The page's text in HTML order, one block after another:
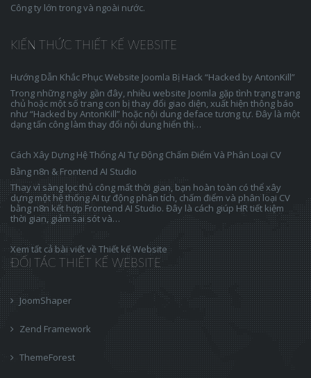
Công ty lớn trong và ngoài nước.
KIẾN THỨC THIẾT KẾ WEBSITE
Hướng Dẫn Khắc Phục Website Joomla Bị Hack “Hacked by AntonKill”
Trong những ngày gần đây, nhiều website Joomla gặp tình trạng trang
chủ hoặc một số trang con bị thay đổi giao diện, xuất hiện thông báo
như “Hacked by AntonKill” hoặc nội dung deface tương tự. Đây là một
dạng tấn công làm thay đổi nội dung hiển thị…
Cách Xây Dựng Hệ Thống AI Tự Động Chấm Điểm Và Phân Loại CV
Bằng n8n & Frontend AI Studio
Thay vì sàng lọc thủ công mất thời gian, bạn hoàn toàn có thể xây
dựng một hệ thống AI tự động phân tích, chấm điểm và phân loại CV
bằng n8n kết hợp Frontend AI Studio. Đây là cách giúp HR tiết kiệm
thời gian, giảm sai sót và…
Xem tất cả bài viết về Thiết kế Website
ĐỐI TÁC THIẾT KẾ WEBSITE
JoomShaper
Zend Framework
ThemeForest